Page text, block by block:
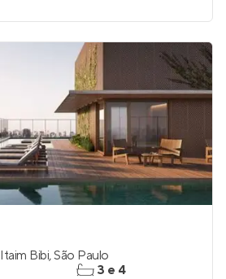
Itaim Bibi,São Paulo
3 e 4